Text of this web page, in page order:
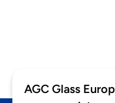
AGC Glass